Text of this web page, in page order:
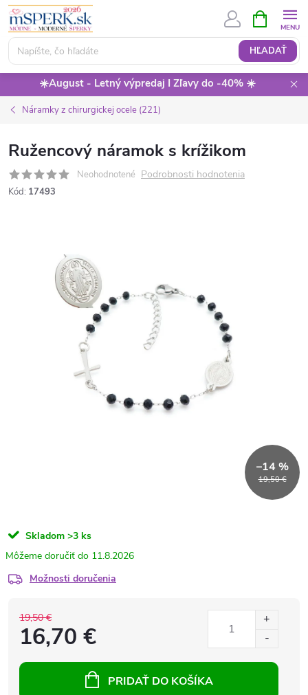
Prejsť
obsah
HĽADAŤ
KOŠÍK
☀️August - Letný výpredaj I Zľavy do -40% ☀️
Náramky z chirurgickej ocele (221)
Ružencový náramok s krížikom
Neohodnotené Podrobnosti hodnotenia
Kód: 17493
19,50 €
–14 %
Skladom >3 ks
11.8.2026
Možnosti doručenia
19,50 €
16,70 €
PRIDAŤ DO KOŠÍKA